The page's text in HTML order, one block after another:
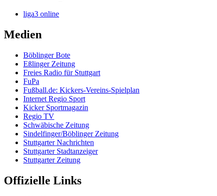
liga3 online
Medien
Böblinger Bote
Eßlinger Zeitung
Freies Radio für Stuttgart
FuPa
Fußball.de: Kickers-Vereins-Spielplan
Internet Regio Sport
Kicker Sportmagazin
Regio TV
Schwäbische Zeitung
Sindelfinger/Böblinger Zeitung
Stuttgarter Nachrichten
Stuttgarter Stadtanzeiger
Stuttgarter Zeitung
Offizielle Links